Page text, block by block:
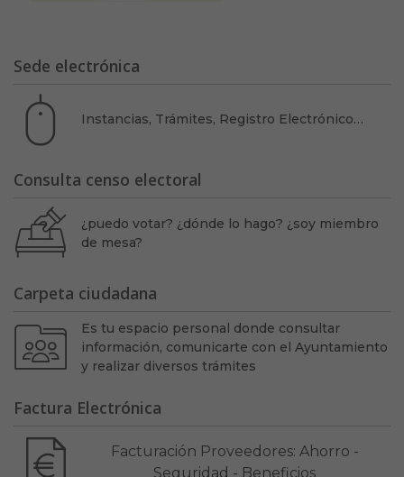
Sede electrónica
Instancias, Trámites, Registro Electrónico…
Consulta censo electoral
¿puedo votar? ¿dónde lo hago? ¿soy miembro
de mesa?
Carpeta ciudadana
Es tu espacio personal donde consultar
información, comunicarte con el Ayuntamiento
y realizar diversos trámites
Factura Electrónica
Facturación Proveedores: Ahorro -
Seguridad - Beneficios